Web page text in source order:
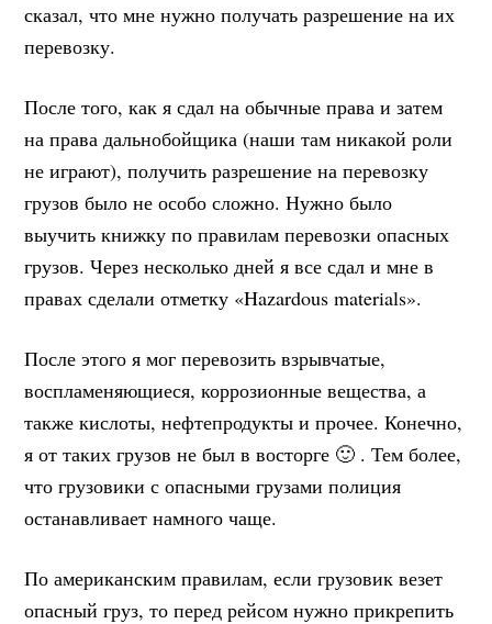
сказал, что мне нужно получать разрешение на их
перевозку.
После того, как я сдал на обычные права и затем
на права дальнобойщика (наши там никакой роли
не играют), получить разрешение на перевозку
грузов было не особо сложно. Нужно было
выучить книжку по правилам перевозки опасных
грузов. Через несколько дней я все сдал и мне в
правах сделали отметку «Hazardous materials».
После этого я мог перевозить взрывчатые,
воспламеняющиеся, коррозионные вещества, а
также кислоты, нефтепродукты и прочее. Конечно,
я от таких грузов не был в восторге 🙂 . Тем более,
что грузовики с опасными грузами полиция
останавливает намного чаще.
По американским правилам, если грузовик везет
опасный груз, то перед рейсом нужно прикрепить